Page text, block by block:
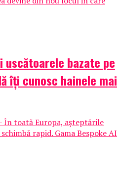
uscătoarele bazate pe
îți cunosc hainele mai
În toată Europa, așteptările
rapid. Gama Bespoke AI